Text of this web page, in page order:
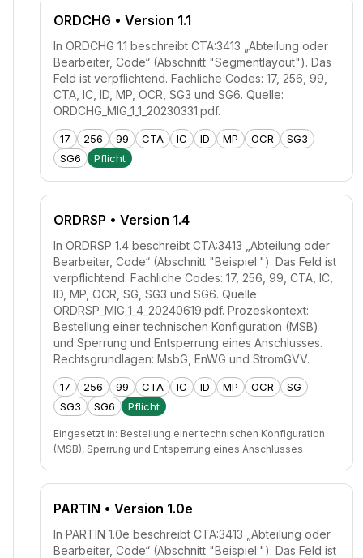
ORDCHG • Version 1.1
In ORDCHG 1.1 beschreibt CTA:3413 „Abteilung oder
Bearbeiter, Code“ (Abschnitt "Segmentlayout"). Das
Feld ist verpflichtend. Fachliche Codes: 17, 256, 99,
CTA, IC, ID, MP, OCR, SG3 und SG6. Quelle:
ORDCHG_MIG_1_1_20230331.pdf.
17 256 99 CTA IC ID MP OCR
SG3
SG6
Pflicht
ORDRSP • Version 1.4
In ORDRSP 1.4 beschreibt CTA:3413 „Abteilung oder
Bearbeiter, Code“ (Abschnitt "Beispiel:"). Das Feld ist
verpflichtend. Fachliche Codes: 17, 256, 99, CTA, IC,
ID, MP, OCR, SG, SG3 und SG6. Quelle:
ORDRSP_MIG_1_4_20240619.pdf. Prozeskontext:
Bestellung einer technischen Konfiguration (MSB)
und Sperrung und Entsperrung eines Anschlusses.
Rechtsgrundlagen: MsbG, EnWG und StromGVV.
17 256 99 CTA IC ID MP OCR
SG
SG3
SG6 Pflicht
Eingesetzt in: Bestellung einer technischen Konfiguration
(MSB), Sperrung und Entsperrung eines Anschlusses
PARTIN • Version 1.0e
In PARTIN 1.0e beschreibt CTA:3413 „Abteilung oder
Bearbeiter, Code“ (Abschnitt "Beispiel:"). Das Feld ist